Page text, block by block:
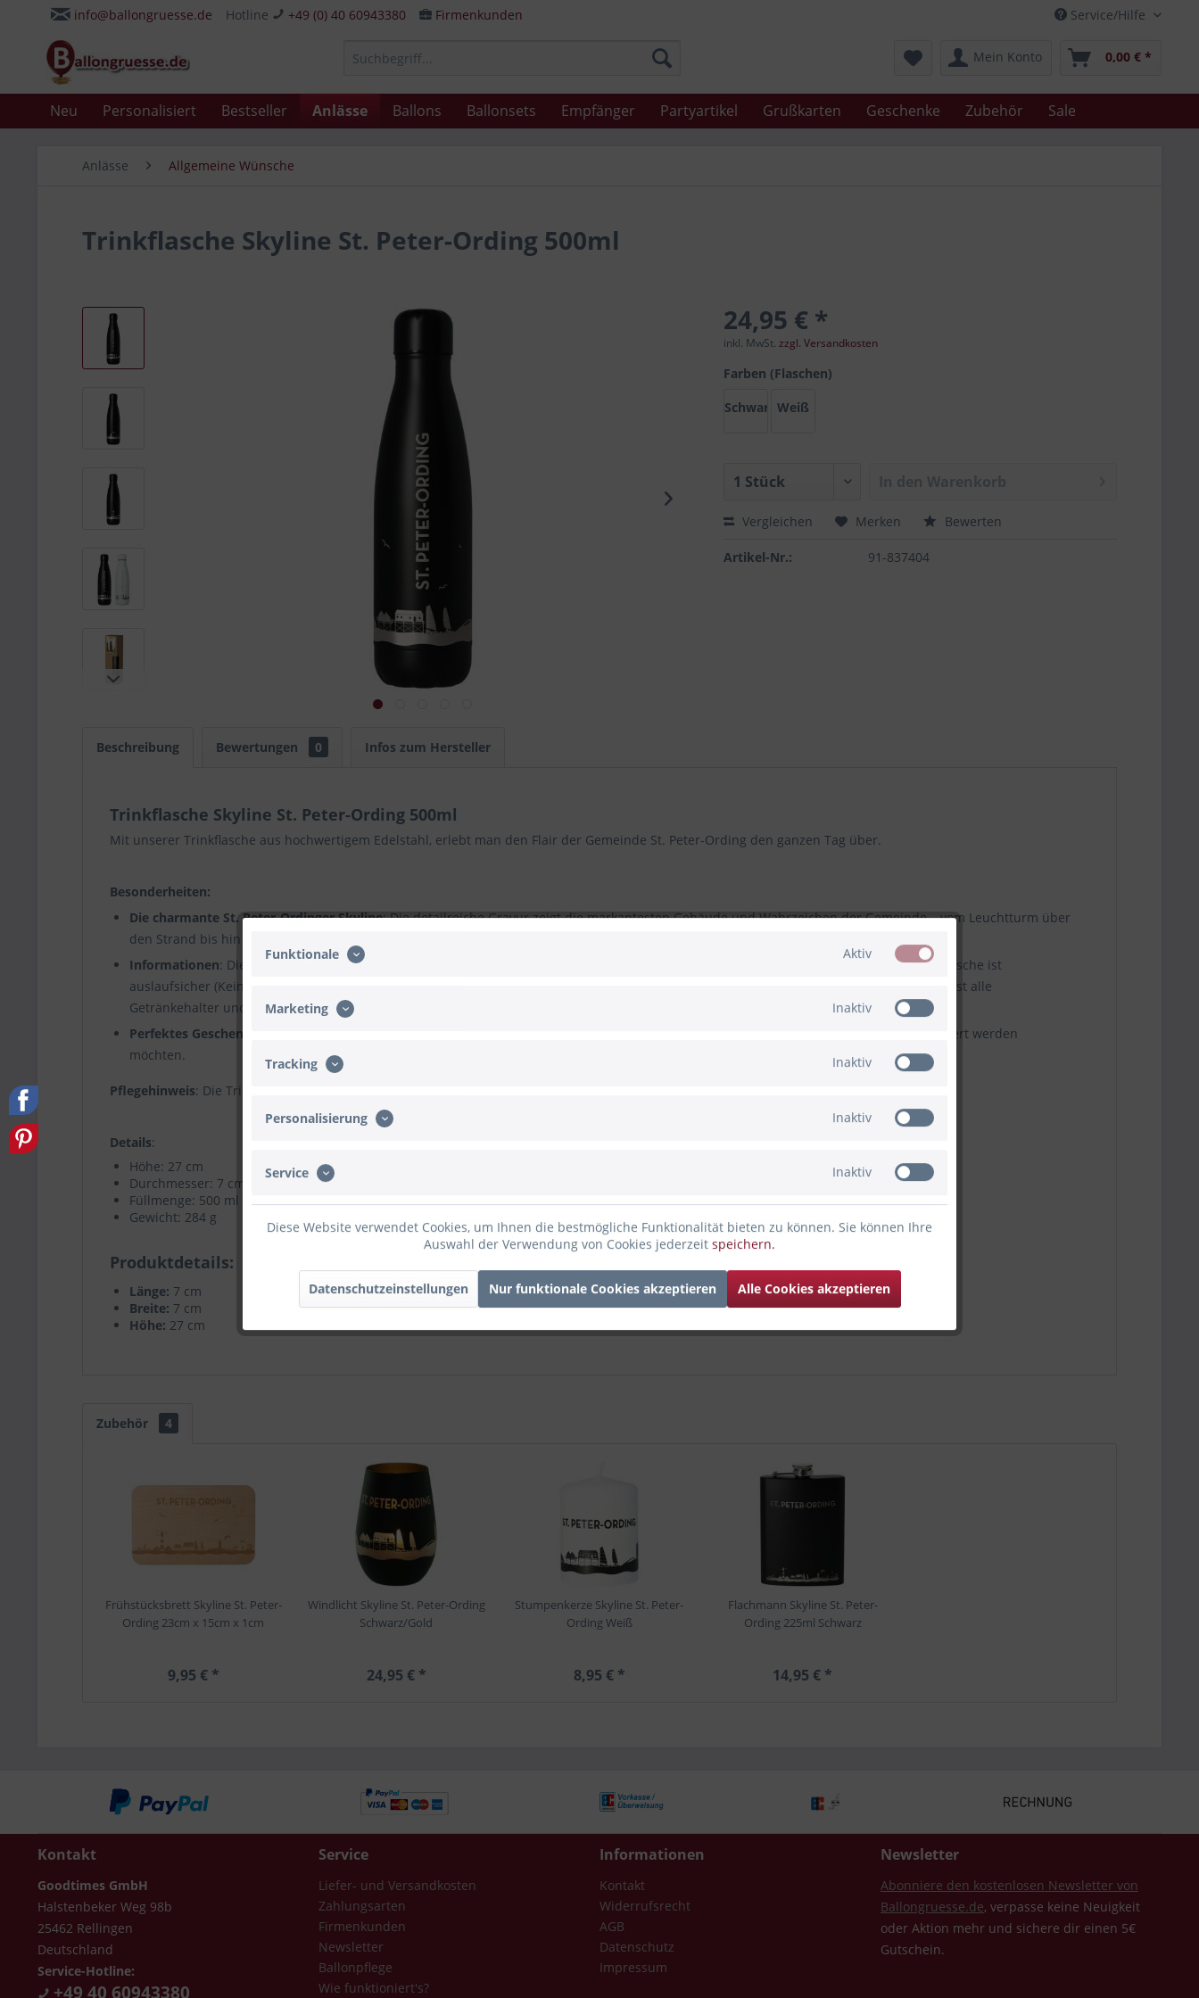
Service/Hilfe
info@ballongruesse.de Hotline +49 (0) 40 60943380 Firmenkunden
Mein Konto 0,00 € *
Neu Personalisiert Bestseller Anlässe Ballons Ballonsets Empfänger Partyartikel Grußkarten Geschenke Zubehör Sale
Anlässe Allgemeine Wünsche
Trinkflasche Skyline St. Peter-Ording 500ml
24,95 € *
inkl. MwSt.zzgl. Versandkosten
Farben (Flaschen)
Schwarz Weiß
Vergleichen Merken Bewerten
Artikel-Nr.: 91-837404
Beschreibung Bewertungen 0 Infos zum Hersteller
Trinkflasche Skyline St. Peter-Ording 500ml
Mit unserer Trinkflasche aus hochwertigem Edelstahl, erlebt man den Flair der Gemeinde St. Peter-Ording den ganzen Tag über.
Besonderheiten:
Die charmante St. Peter-Ordinger Skyline: Die detailreiche Gravur zeigt die markantesten Gebäude und Wahrzeichen der Gemeinde – vom Leuchtturm über
den Strand bis hin zu den Pfahlbauten. Jedes Mal beim Blick darauf, spürt man ein kleines Stück St. Peter-Ording.
Informationen: Die Vakuumisolierte Edelstahl-Trinkflasche hält heiße sowie kalte Getränke über mehrere Stunden warm oder kalt. Die Flasche ist
auslaufsicher (Keine Kondensation) und wird mit einem Schraubverschluss verschlossen. Durch die schlanke Optik passt die Flasche in fast alle
Getränkehalter und nimmt auch im Rucksack nicht viel Platz weg.
Perfektes Geschenk
: Für Fans der Gemeinde St. Peter-Ording oder einfach für alle, die mehrmals am Tag an den Charme der Stadt erinnert werden
möchten.
Pflegehinweis: Die Trinkflasche bitte per Hand abwaschen. Die Trinkflasche ist
Details:
Höhe: 27 cm
Durchmesser: 7 cm
Füllmenge: 500 ml
Gewicht: 284 g
Produktdetails
Länge: 7 cm
Breite: 7 cm
Höhe: 27 cm
Zubehör 4
Frühstücksbrett Skyline St. Peter-
Ording 23cm x 15cm x 1cm
9,95 € *
Windlicht Skyline St. Peter-Ording
Schwarz/Gold
24,95 € *
Stumpenkerze Skyline St. Peter-
Ording Weiß
8,95 € *
Flachmann Skyline St. Peter-
Ording 225ml Schwarz
14,95 € *
Kontakt
Goodtimes GmbH
Halstenbeker Weg 98b
25462 Rellingen
Deutschland
Service-Hotline:
+49 40 60943380
Service
Liefer- und Versandkosten
Zahlungsarten
Firmenkunden
Newsletter
Ballonpflege
Wie funktioniert's?
Informationen
Kontakt
Widerrufsrecht
AGB
Datenschutz
Impressum
Newsletter
Abonniere den kostenlosen Newsletter von
Ballongruesse.de, verpasse keine Neuigkeit
oder Aktion mehr und sichere dir einen 5€
Gutschein.
Funktionale Aktiv
Marketing Inaktiv
Tracking Inaktiv
Personalisierung Inaktiv
Service Inaktiv
Diese Website verwendet Cookies, um Ihnen die bestmögliche Funktionalität bieten zu können. Sie können Ihre
Auswahl der Verwendung von Cookies jederzeit speichern.
Datenschutzeinstellungen Nur funktionale Cookies akzeptieren Alle Cookies akzeptieren